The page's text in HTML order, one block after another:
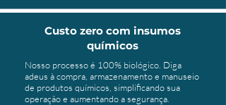
Custo zero com insumos
químicos
Nosso processo é 100% biológico. Diga
adeus à compra, armazenamento e manuseio
de produtos químicos, simplificando sua
operação e aumentando a segurança.